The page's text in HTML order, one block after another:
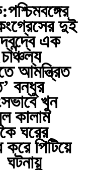
:পশ্চিমবঙ্গের
দুই
এক
আমন্ত্রিত
বন্ধুর
খুন
কালাম
ঘরের
পিটিয়ে